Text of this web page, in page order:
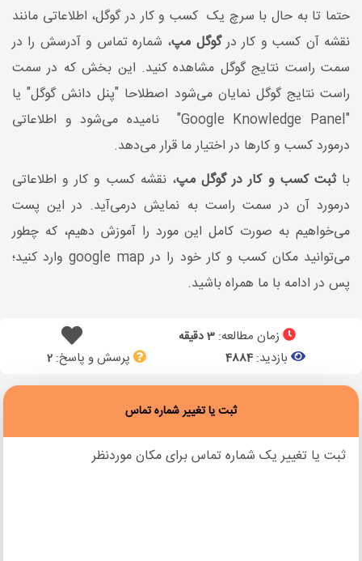
حتما تا به حال با سرچ یک کسب و کار در گوگل، اطلاعاتی مانند
نقشه آن کسب و کار درگوگل مپ، شماره تماس و آدرسش را در
سمت راست نتایج گوگل مشاهده کنید. این بخش که در سمت
راست نتایج گوگل نمایان می‌شود اصطلاحا "پنل دانش گوگل" یا
"Google Knowledge Panel" نامیده می‌شود و اطلاعاتی
درمورد کسب و کارها در اختیار ما قرار می‌دهد.
باثبت کسب و کار در گوگل مپ، نقشه کسب و کار و اطلاعاتی
درمورد آن در سمت راست به نمایش درمی‌آید. در این پست
می‌خواهیم به صورت کامل این مورد را آموزش دهیم، که چطور
می‌توانید مکان کسب و کار خود را در google map وارد کنید؛
پس در ادامه با ما همراه باشید.
زمان مطالعه: 3 دقیقه
بازدید: 4884 پرسش و پاسخ: 2
ثبت یا تغییر شماره تماس
ثبت یا تغییر یک شماره تماس برای مکان موردنظر